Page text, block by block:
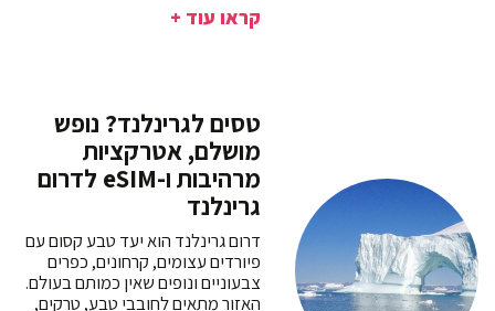
קראו עוד +
טסים לגרינלנד? נופש
מושלם, אטרקציות
מרהיבות ו-eSIM לדרום
גרינלנד
דרום גרינלנד הוא יעד טבע קסום עם
פיורדים עצומים, קרחונים, כפרים
צבעוניים ונופים שאין כמותם בעולם.
האזור מתאים לחובבי טבע, טרקים,